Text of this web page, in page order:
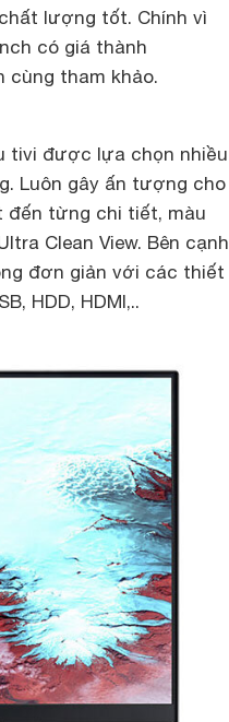
lượng tốt. Chính vì
có giá thành
cùng tham khảo.
tivi được lựa chọn nhiều
Luôn gây ấn tượng cho
đến từng chi tiết, màu
Clean View. Bên cạnh
đơn giản với các thiết
HDD, HDMI,..